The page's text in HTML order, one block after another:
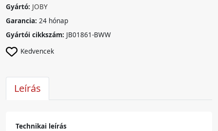
Gyártó: JOBY
Garancia: 24 hónap
Gyártói cikkszám: JB01861-BWW
Kedvencek
Leírás
Technikai leírás